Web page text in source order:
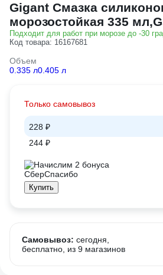
Gigant Смазка
морозостойкая 335
Подходит для работ при морозе до -30
Код товара: 16167681
Объем
0.335 л0.405 л
Только самовывоз
228 ₽
244 ₽
Начислим 2 бонуса
Купить
Самовывоз: сегодня,
бесплатно , из 9 магазинов